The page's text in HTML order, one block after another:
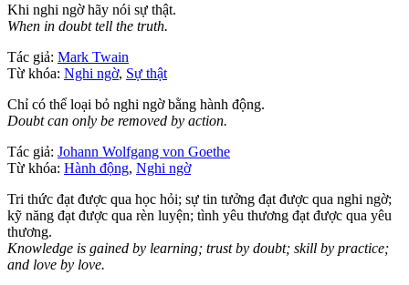
Khi nghi ngờ hãy nói sự thật.
When in doubt tell the truth.
Tác giả: Mark Twain
Từ khóa: Nghi ngờ, Sự thật
Chỉ có thể loại bỏ nghi ngờ bằng hành động.
Doubt can only be removed by action.
Tác giả: Johann Wolfgang von Goethe
Từ khóa: Hành động, Nghi ngờ
Tri thức đạt được qua học hỏi; sự tin tưởng đạt được qua nghi ngờ;
kỹ năng đạt được qua rèn luyện; tình yêu thương đạt được qua yêu
thương.
Knowledge is gained by learning; trust by doubt; skill by practice;
and love by love.